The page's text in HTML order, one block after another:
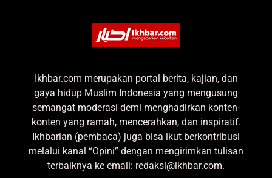
Ikhbar.com merupakan portal berita, kajian, dan
gaya hidup Muslim Indonesia yang mengusung
semangat moderasi demi menghadirkan konten-
konten yang ramah, mencerahkan, dan inspiratif.
Ikhbarian (pembaca) juga bisa ikut berkontribusi
melalui kanal “Opini” dengan mengirimkan tulisan
terbaiknya ke email: redaksi@ikhbar.com.